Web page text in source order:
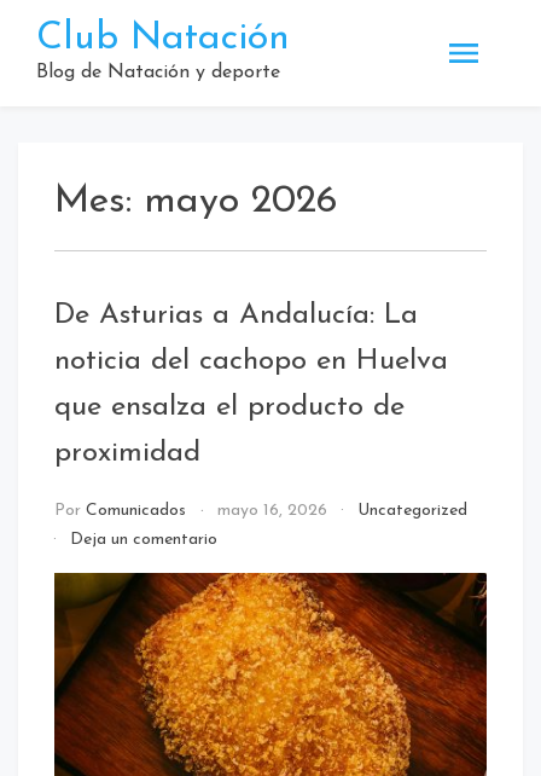
contenido
Club Natación
Blog de Natación y deporte
Mes: mayo 2026
De Asturias a Andalucía: La
noticia del cachopo en Huelva
que ensalza el producto de
proximidad
Por Comunicados mayo 16, 2026
Uncategorized
Deja un comentarioen
Asturias
a
Andalucía:
La
noticia
del
cachopo
en